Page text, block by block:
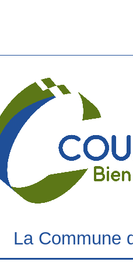
La Commune